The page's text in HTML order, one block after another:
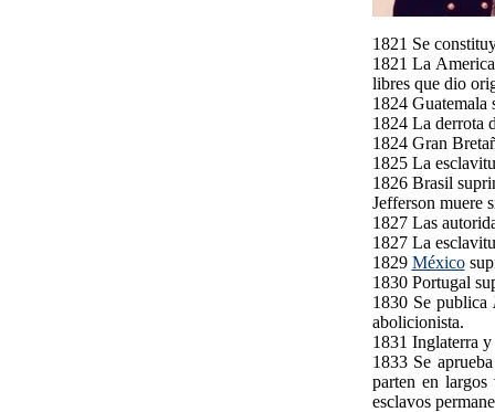
1821 Se
1821 La
libres que dio
1824 Guatemala
1824 La derrota
1824 Gran
1825 La
1826 Brasil
Jefferson muere
1827 Las
1827 La
1829 México
1830 Portugal
1830 Se publica
abolicionista.
1831 Inglaterra y
1833 Se
parten en
esclavos